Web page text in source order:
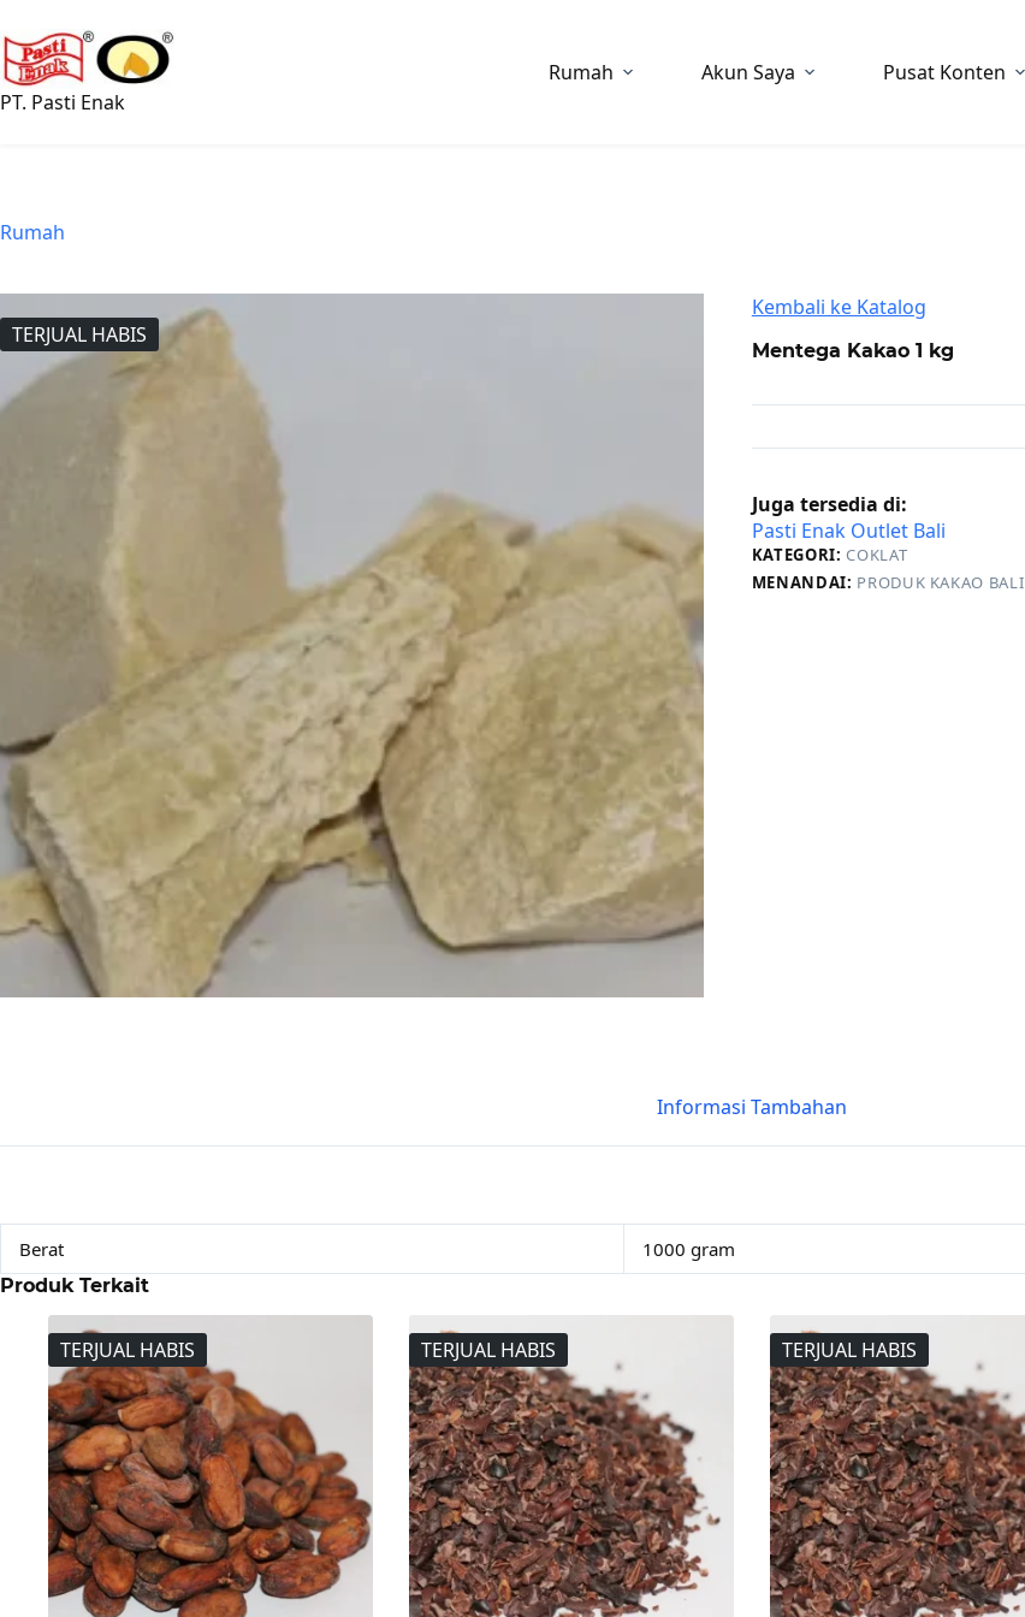
ke
konten
PT. Pasti Enak
Rumah Akun Saya Pusat Konten
Rumah
TERJUAL HABIS
Kembali ke Katalog
Mentega Kakao 1 kg
Juga tersedia di:
Pasti Enak Outlet Bali
KATEGORI:COKLAT
MENANDAI: PRODUK KAKAO BALI
Informasi Tambahan
Berat 1000 gram
Produk Terkait
TERJUAL HABIS TERJUAL HABIS TERJUAL HABIS